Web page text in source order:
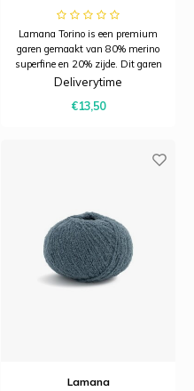
Lamana Torino is een premium
garen gemaakt van 80% merino
superfine en 20% zijde. Dit garen
combineert de zachtheid en
subtiele glans van zijde.
Deliverytime
€13,50
Lamana